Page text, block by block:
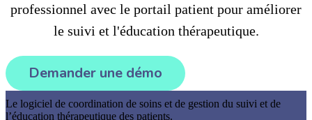
professionnel avec le portail patient pour améliorer
le suivi et l'éducation thérapeutique.
Demander une démo
Le logiciel de coordination de soins et de gestion du suivi et de
l’éducation thérapeutique des patients.